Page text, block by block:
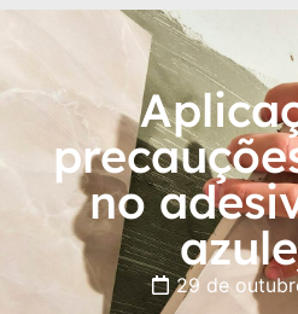
no
29 de